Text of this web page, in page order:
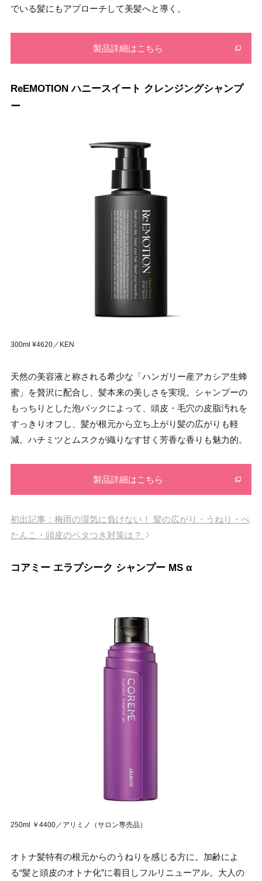
でいる髪にもアプローチして美髪へと導く。
製品詳細はこちら
ReEMOTION ハニースイート クレンジングシャンプ
ー
300ml ¥4620／KEN
天然の美容液と称される希少な「ハンガリー産アカシア生蜂
蜜」を贅沢に配合し、髪本来の美しさを実現。シャンプーの
もっちりとした泡パックによって、頭皮・毛穴の皮脂汚れを
すっきりオフし、髪が根元から立ち上がり髪の広がりも軽
減。ハチミツとムスクが織りなす甘く芳香な香りも魅力的。
製品詳細はこちら
初出記事：梅雨の湿気に負けない！ 髪の広がり・うねり・ぺ
たんこ・頭皮のベタつき対策は？
コアミー エラプシーク シャンプー MS α
250ml ￥4400／アリミノ（サロン専売品）
オトナ髪特有の根元からのうねりを感じる方に。加齢によ
る“髪と頭皮のオトナ化”に着目しフルリニューアル。大人の